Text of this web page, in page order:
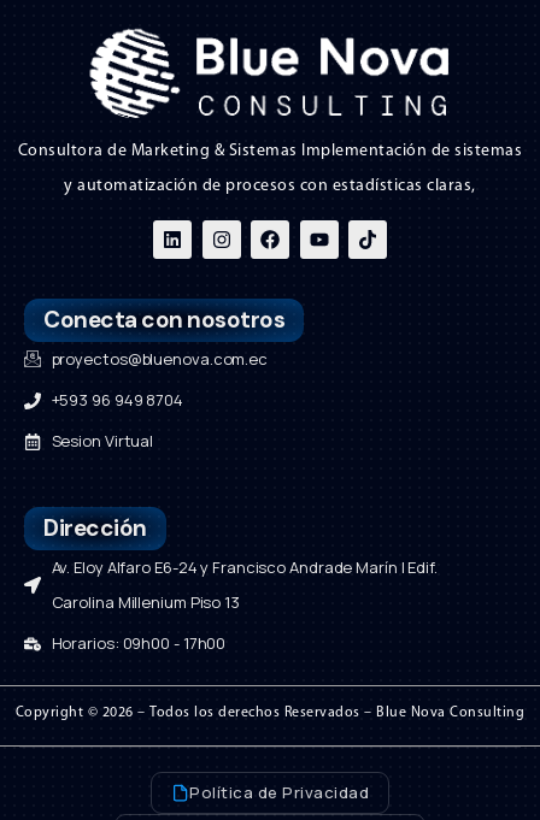
Consultora de Marketing & Sistemas Implementación de sistemas
y automatización de procesos con estadísticas claras,
Conecta con nosotros
proyectos@bluenova.com.ec
+593 96 949 8704
Sesion Virtual
Dirección
Av. Eloy Alfaro E6-24 y Francisco Andrade Marín | Edif.
Carolina Millenium Piso 13
Horarios: 09h00 - 17h00
Copyright © 2026 – Todos los derechos Reservados – Blue Nova Consulting
Política de Privacidad